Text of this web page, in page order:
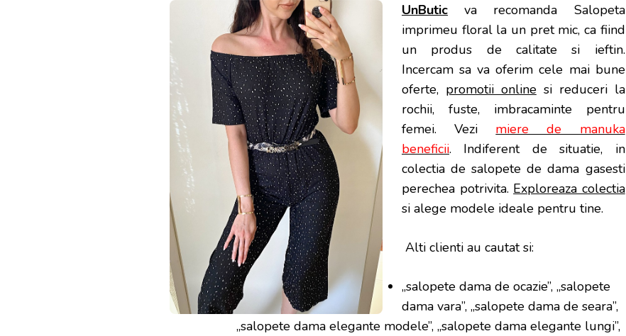
UnButic va recomanda Salopeta
imprimeu floral la un pret mic, ca fiind
un produs de calitate si ieftin.
Incercam sa va oferim cele mai bune
oferte, promotii onlinesi reduceri la
rochii, fuste, imbracaminte pentru
femei. Vezi miere de manuka
beneficii. Indiferent de situatie, in
colectia de salopete de dama gasesti
perechea potrivita. Exploreaza colectia
si alege modele ideale pentru tine.
Alti clienti au cautat si:
„salopete dama de ocazie”, „salopete
dama vara”, „salopete dama de seara”,
„salopete dama elegante modele”, „salopete dama elegante lungi”,